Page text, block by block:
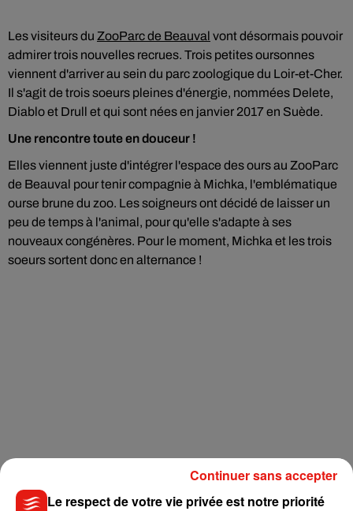
Les visiteurs du ZooParc de Beauval vont désormais pouvoir
admirer trois nouvelles recrues. Trois petites oursonnes
viennent d'arriver au sein du parc zoologique du Loir-et-Cher.
Il s'agit de trois soeurs pleines d'énergie, nommées Delete,
Diablo et Drull et qui sont nées en janvier 2017 en Suède.
Une rencontre toute en douceur !
Elles viennent juste d'intégrer l'espace des ours au ZooParc
de Beauval pour tenir compagnie à Michka, l'emblématique
ourse brune du zoo. Les soigneurs ont décidé de laisser un
peu de temps à l'animal, pour qu'elle s'adapte à ses
nouveaux congénères. Pour le moment, Michka et les trois
soeurs sortent donc en alternance !
Le respect de votre vie privée est notre priorité
Continuer sans accepter